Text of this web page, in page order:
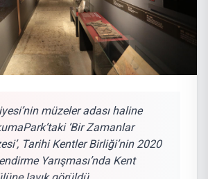
müzeler adası haline
‘Bir Zamanlar
Tarihi Kentler Birliği’nin 2020
Yarışması’nda Kent